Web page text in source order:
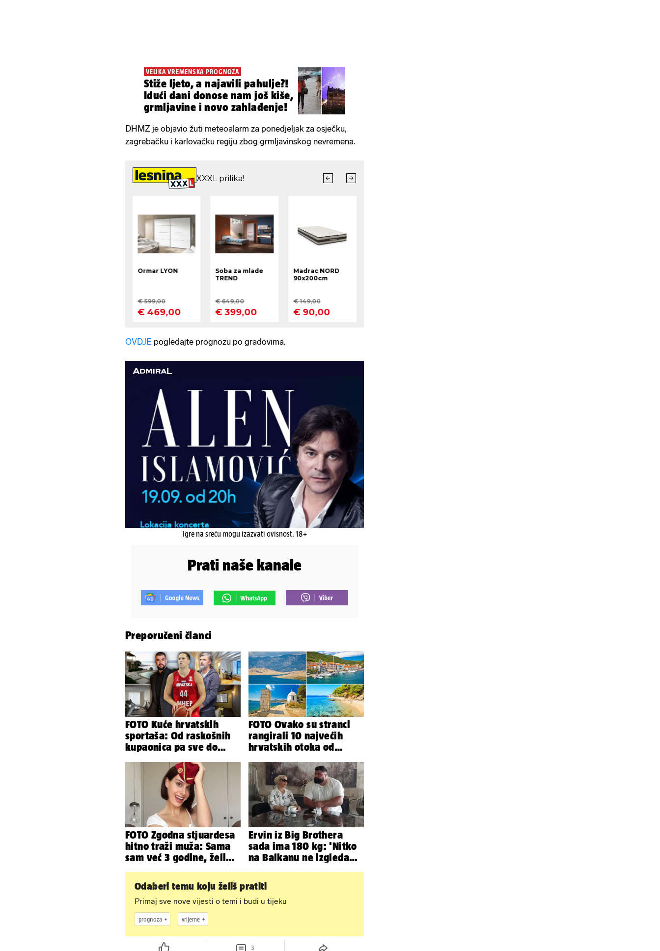
VELIKA VREMENSKA PROGNOZA
Stiže ljeto, a najavili pahulje?!
Idući dani donose nam još kiše,
grmljavine i novo zahlađenje!
DHMZ je objavio žuti meteoalarm za ponedjeljak za osječku,
zagrebačku i karlovačku regiju zbog grmljavinskog nevremena.
OVDJE pogledajte prognozu po gradovima.
Igre na sreću mogu izazvati ovisnost. 18+
Prati naše kanale
Preporučeni članci
FOTO Kuće hrvatskih
sportaša: Od raskošnih
kupaonica pa sve do
žive
FOTO Ovako su stranci
rangirali 10 najvećih
hrvatskih otoka od
FOTO Zgodna stjuardesa
hitno traži muža: Sama
sam već 3 godine, želim
Ervin iz Big Brothera
sada ima 180 kg: 'Nitko
na Balkanu ne izgleda
Odaberi temu koju želiš pratiti
Primaj sve nove vijesti o temi i budi u tijeku
prognoza vrijeme
3